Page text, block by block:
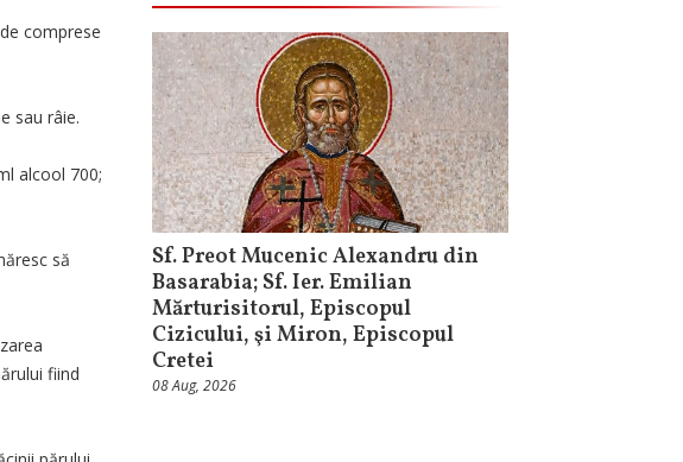
comprese
sau râie.
alcool 700;
să
fiind
Sf. Preot Mucenic Alexandru din
Basarabia; Sf. Ier. Emilian
Mărturisitorul, Episcopul
Cizicului, şi Miron, Episcopul
Cretei
08 Aug, 2026